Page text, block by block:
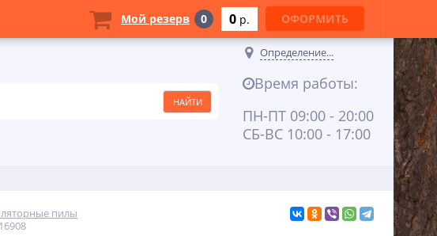
Определение...
Время работы:
ПН-ПТ 09:00 - 20:00
СБ-ВС 10:00 - 17:00
пилы
Мой резерв 0 0 p. ОФОРМИТЬ